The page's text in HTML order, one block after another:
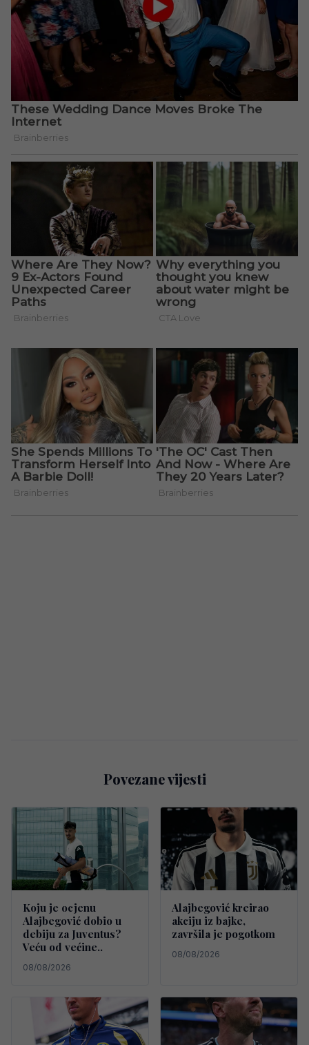
Povezane vijesti
Koju je ocjenu
Alajbegović dobio u
debiju za Juventus?
Veću od većine..
08/08/2026
Alajbegović kreirao
akciju iz bajke,
završila je pogotkom
08/08/2026